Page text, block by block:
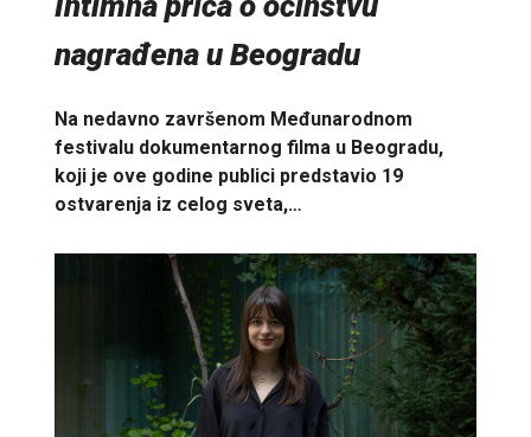
nagrađena u Beogradu
Na nedavno završenom Međunarodnom
festivalu dokumentarnog filma u Beogradu,
koji je ove godine publici predstavio 19
ostvarenja iz celog sveta,…